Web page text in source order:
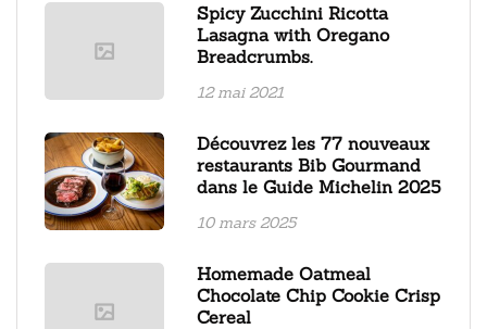
Spicy Zucchini Ricotta
Lasagna with Oregano
Breadcrumbs.
12 mai 2021
Découvrez les 77 nouveaux
restaurants Bib Gourmand
dans le Guide Michelin 2025
10 mars 2025
Homemade Oatmeal
Chocolate Chip Cookie Crisp
Cereal